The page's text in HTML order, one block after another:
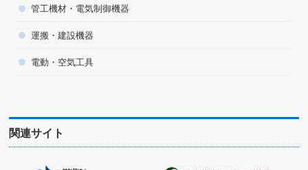
管工機材・電気制御機器
運搬・建設機器
電動・空気工具
関連サイト